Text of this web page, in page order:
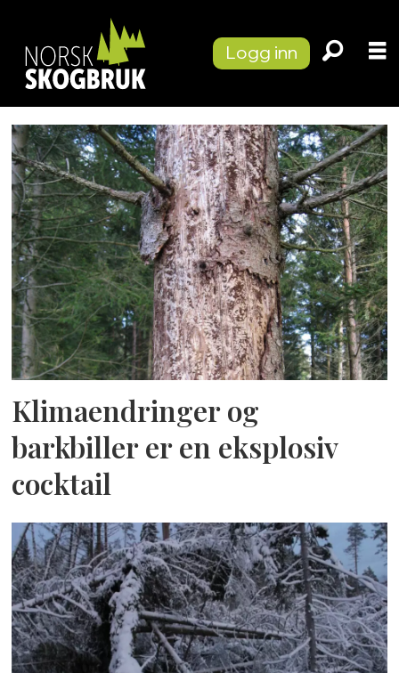
Logg inn
Tag:
klimaendringer
Klimaendringer og
barkbiller er en eksplosiv
cocktail